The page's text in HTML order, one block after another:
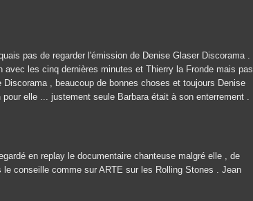
pas de regarder l'émission de Denise Glaser Discorama .
les cinq dernières minutes et Thierry la Fronde mais pas
, beaucoup de bonnes choses et toujours Denise
elle ... justement seule Barbara était à son enterrement .
en replay le documentaire chanteuse malgré elle , de
conseille comme sur ARTE sur les Rolling Stones . Jean